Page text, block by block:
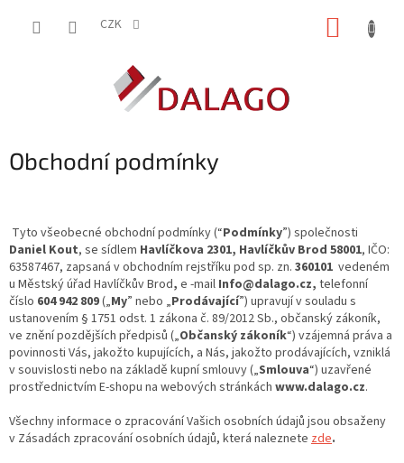
CZK
Obchodní podmínky
Tyto všeobecné obchodní podmínky (“Podmínky”) společnosti
Daniel Kout, se sídlem Havlíčkova 2301, Havlíčkův Brod 58001, IČO:
63587467, zapsaná v obchodním rejstříku pod sp. zn. 360101 vedeném
u Městský úřad Havlíčkův Brod, e -mail Info@dalago.cz, telefonní
číslo 604 942 809(„My” nebo „Prodávající”) upravují v souladu s
ustanovením § 1751 odst. 1 zákona č. 89/2012 Sb., občanský zákoník,
ve znění pozdějších předpisů („Občanský zákoník“) vzájemná práva a
povinnosti Vás, jakožto kupujících, a Nás, jakožto prodávajících, vzniklá
v souvislosti nebo na základě kupní smlouvy („Smlouva“) uzavřené
prostřednictvím E-shopu na webových stránkách www.dalago.cz.
Všechny informace o zpracování Vašich osobních údajů jsou obsaženy
v Zásadách zpracování osobních údajů, která naleznete zde.